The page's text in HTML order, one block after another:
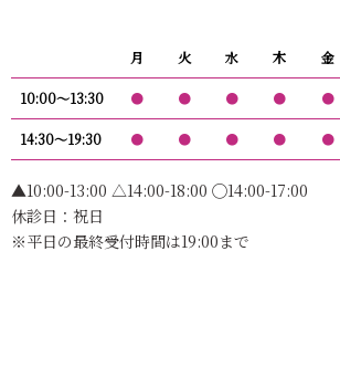
月 火 水 木 金
10:00〜13:30 ● ● ● ● ●
14:30〜19:30 ● ● ● ● ●
▲10:00-13:00 △14:00-18:00 ◯14:00-17:00
休診日：祝日
※平日の最終受付時間は19:00まで